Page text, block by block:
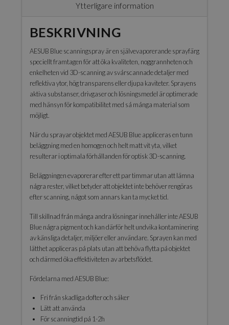
Ytterligare information
BESKRIVNING
AESUB Blue scanningspray är en självevaporerande sprayfärg
speciellt framtagen för att öka kvaliteten, noggrannheten och
enkelheten vid 3D-scanning av svårscannade detaljer med
reflektiva ytor, hög transparens eller djupa kaviteter. Sprayens
aktiva substanser, drivgaser och lösningsmedel är optimerade
med hänsyn för kompatibilitet med så många material som
möjligt.
När du sprayar objektet med AESUB Blue appliceras en tunn
beläggning med en homogen och helt matt vit yta, vilket
resulterar i optimala förhållanden för optisk 3D-scanning.
Beläggningen evaporerar efter ett par timmar utan att lämna
några rester, vilket betyder att objektet inte behöver rengöras
efter scanning, något som annars kan ta mycket tid.
Till skillnad från många andra lösningar innehåller inte AESUB
Blue några pigment och kan därför helt undvika kontaminering
av känsliga detaljer, miljöer eller användare. Sprayen kan med
lätthet appliceras på plats utan att behöva flytta på objektet
och därmed öka effektiviteten av arbetsflödet.
Fördelarna med AESUB Blue:
Fri från skadliga dofter och säker
Lätt att använda
För scanningtid på 1-2h